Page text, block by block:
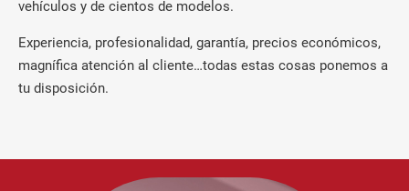
vehículos y de cientos de modelos.
Experiencia, profesionalidad, garantía, precios económicos,
magnífica atención al cliente…todas estas cosas ponemos a
tu disposición.